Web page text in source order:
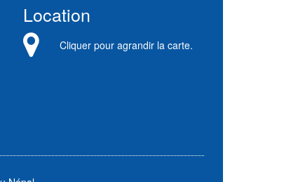
Location
Cliquer pour agrandir la carte.